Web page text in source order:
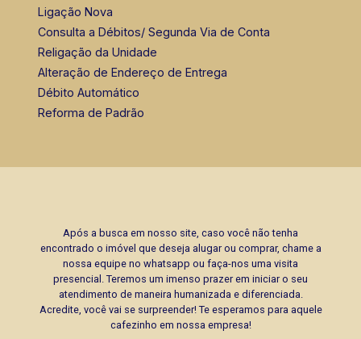
Ligação Nova
Consulta a Débitos/ Segunda Via de Conta
Religação da Unidade
Alteração de Endereço de Entrega
Débito Automático
Reforma de Padrão
Após a busca em nosso site, caso você não tenha
encontrado o imóvel que deseja alugar ou comprar, chame a
nossa equipe no whatsapp ou faça-nos uma visita
presencial. Teremos um imenso prazer em iniciar o seu
atendimento de maneira humanizada e diferenciada.
Acredite, você vai se surpreender! Te esperamos para aquele
cafezinho em nossa empresa!